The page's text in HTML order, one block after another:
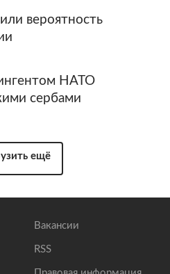
вероятность
НАТО
сербами
ещё
Вакансии
RSS